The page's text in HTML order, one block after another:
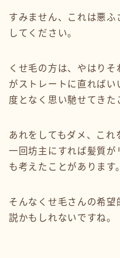
すみません、これは悪ふ
してください。
くせ毛の方は、やはり
がストレートに直れば
度となく思い馳せてきた
あれをしてもダメ、これ
一回坊主にすれば髪質
も考えたことがあります。
そんなくせ毛さんの希
説かもしれないですね。